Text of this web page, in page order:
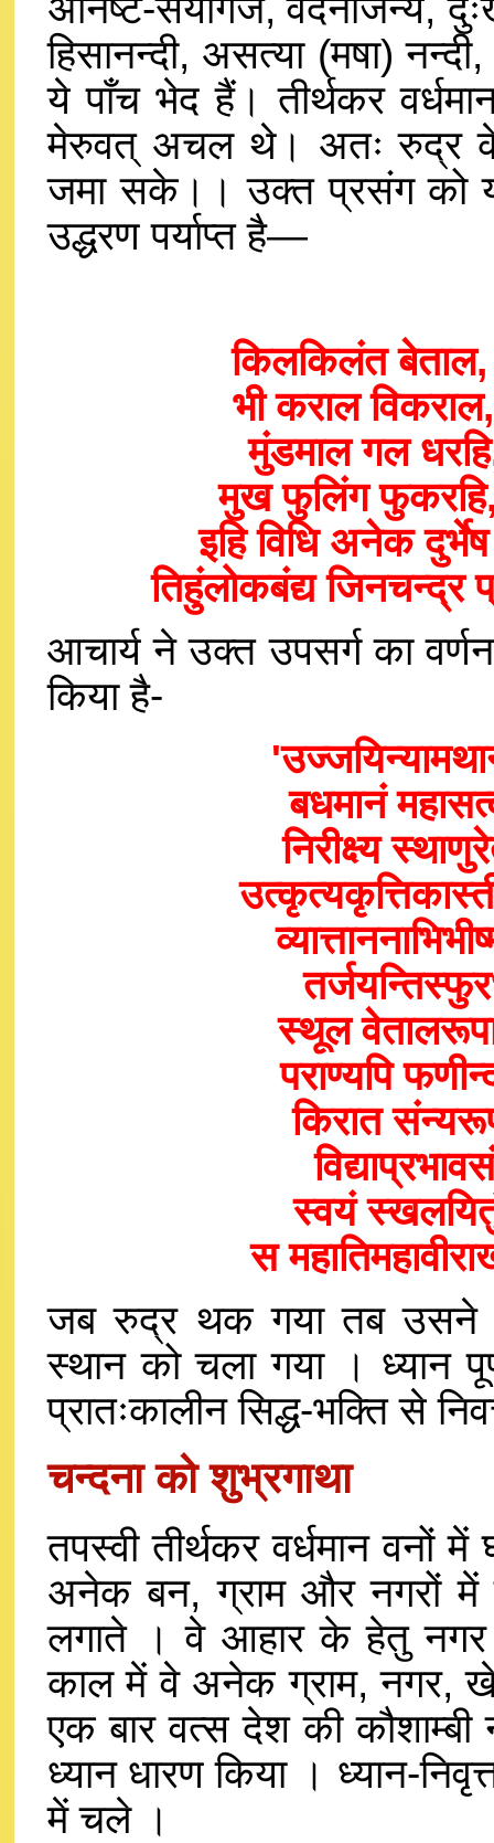
हिसानन्दी, असत्या (मषा) नन्दी,
ये पाँच भेद हैं। तीर्थकर
मेरुवत् अचल थे। अतः रुद्र के
जमा सके।। उक्त प्रसंग को
उद्धरण पर्याप्त है—
किलकिलंत
भी कराल
मुंडमाल गल
मुख फुलिंग फुकरहि,
इहि विधि अनेक
तिहुंलोकबंद्य
आचार्य ने उक्त उपसर्ग का
किया है-
बधमानं
निरीक्ष्य
स्थूल
पराण्यपि
किरात
स्वयं
स
जब रुद्र थक गया तब उसने
स्थान को चला गया । ध्यान
प्रातःकालीन सिद्ध-भक्ति से
चन्दना को शुभ्रगाथा
तपस्वी तीर्थकर वर्धमान वनों
अनेक बन, ग्राम और नगरों में
लगाते । वे आहार के हेतु
काल में वे अनेक ग्राम, नगर,
एक बार वत्स देश की
ध्यान धारण किया । ध्यान-
में चले ।